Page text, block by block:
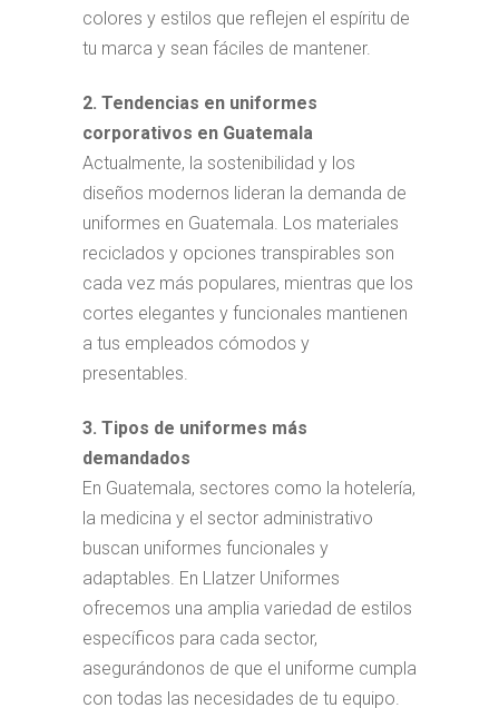
colores y estilos que reflejen el espíritu de
tu marca y sean fáciles de mantener.
2. Tendencias en uniformes
corporativos en Guatemala
Actualmente, la sostenibilidad y los
diseños modernos lideran la demanda de
uniformes en Guatemala. Los materiales
reciclados y opciones transpirables son
cada vez más populares, mientras que los
cortes elegantes y funcionales mantienen
a tus empleados cómodos y
presentables.
3. Tipos de uniformes más
demandados
En Guatemala, sectores como la hotelería,
la medicina y el sector administrativo
buscan uniformes funcionales y
adaptables. En Llatzer Uniformes
ofrecemos una amplia variedad de estilos
específicos para cada sector,
asegurándonos de que el uniforme cumpla
con todas las necesidades de tu equipo.